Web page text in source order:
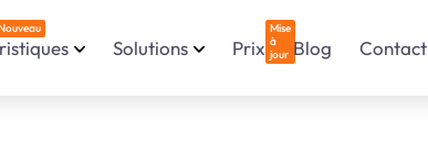
Solutions Prix
Mise
à
jour Blog Contact